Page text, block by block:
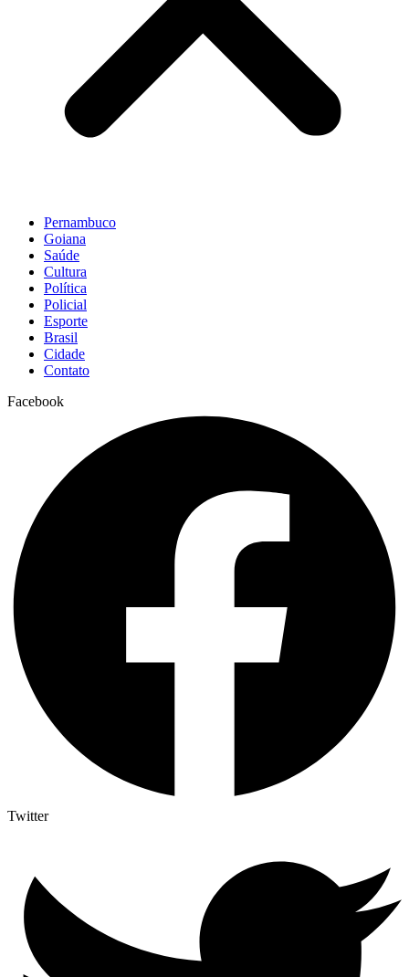
Pernambuco
Goiana
Saúde
Cultura
Política
Policial
Esporte
Brasil
Cidade
Contato
Facebook
Twitter